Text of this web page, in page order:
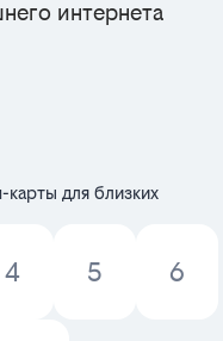
интернета
для близких
4 5 6